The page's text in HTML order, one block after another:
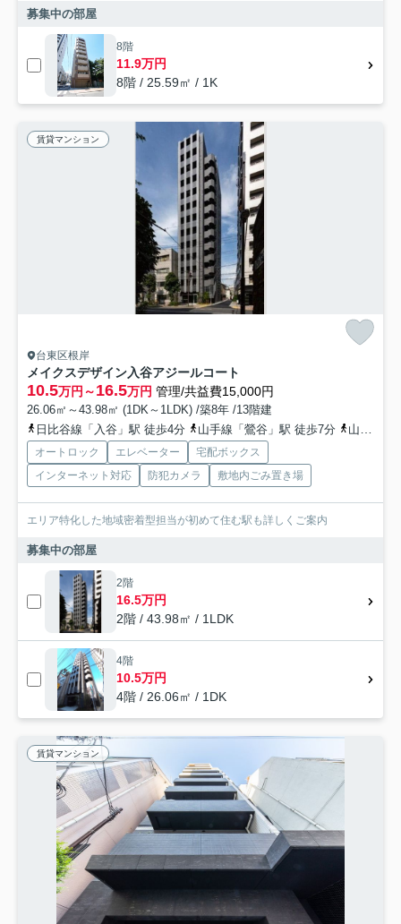
募集中の部屋
8階
11.9万円
8階 / 25.59㎡ / 1K
賃貸マンション
台東区根岸
メイクスデザイン入谷アジールコート
10.5万円～16.5万円 管理/共益費15,000円
26.06㎡～43.98㎡ (1DK～1LDK) /築8年 /13階建
日比谷線「入谷」駅 徒歩4分
山手線「鶯谷」駅 徒歩7分 山手線「上野」駅 徒歩16分
オートロック エレベーター
宅配ボックス
インターネット対応
防犯カメラ 敷地内ごみ置き場
エリア特化した地域密着型担当が初めて住む駅も詳しくご案内
募集中の部屋
2階
16.5万円
2階 / 43.98㎡ / 1LDK
4階
10.5万円
4階 / 26.06㎡ / 1DK
賃貸マンション